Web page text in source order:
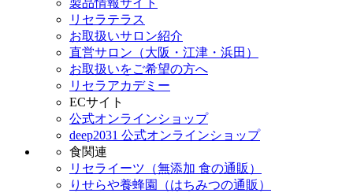
製品情報サイト
リセラテラス
お取扱いサロン紹介
直営サロン（大阪・江津・浜田）
お取扱いをご希望の方へ
リセラアカデミー
ECサイト
公式オンラインショップ
deep2031 公式オンラインショップ
食関連
リセライーツ（無添加 食の通販）
りせらや養蜂園（はちみつの通販）